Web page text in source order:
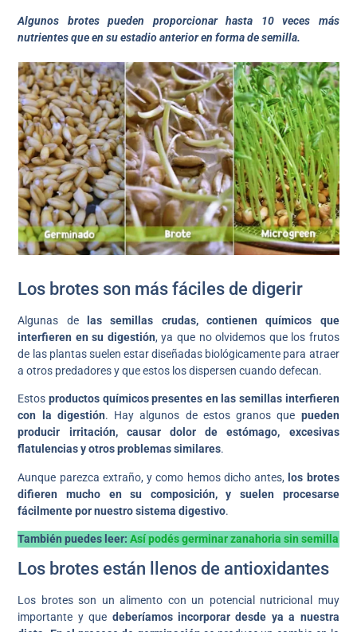
Algunos brotes pueden proporcionar hasta 10 veces más
nutrientes que en su estadio anterior en forma de semilla.
Los brotes son más fáciles de digerir
Algunas de
las semillas crudas, contienen químicos que
interfieren en su digestión, ya que no olvidemos que los frutos
de las plantas suelen estar diseñadas biológicamente para atraer
a otros predadores y que estos los dispersen cuando defecan.
Estos productos químicos presentes en las semillas interfieren
con la digestión. Hay algunos de estos granos que pueden
producir irritación, causar dolor de estómago, excesivas
flatulencias y otros problemas similares.
Aunque parezca extraño, y como hemos dicho antes, los brotes
difieren mucho en su composición, y suelen procesarse
fácilmente por nuestro sistema digestivo.
También puedes leer:Así podés germinar zanahoria sin semilla
Los brotes están llenos de antioxidantes
Los brotes son un alimento con un potencial nutricional muy
importante y que deberíamos incorporar desde ya a nuestra